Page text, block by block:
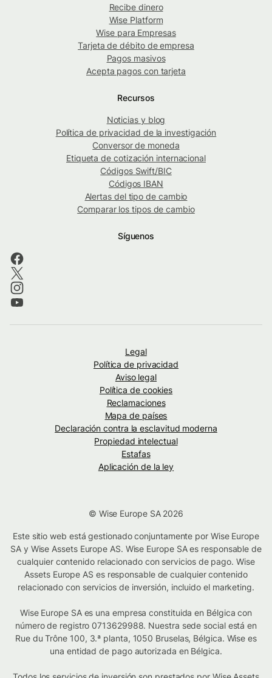
Recibe dinero
Wise Platform
Wise para Empresas
Tarjeta de débito de empresa
Pagos masivos
Acepta pagos con tarjeta
Recursos
Noticias y blog
Política de privacidad de la investigación
Conversor de moneda
Etiqueta de cotización internacional
Códigos Swift/BIC
Códigos IBAN
Alertas del tipo de cambio
Comparar los tipos de cambio
Síguenos
Legal
Política de privacidad
Aviso legal
Política de cookies
Reclamaciones
Mapa de países
Declaración contra la esclavitud moderna
Propiedad intelectual
Estafas
Aplicación de la ley
© Wise Europe SA 2026
Este sitio web está gestionado conjuntamente por Wise Europe
SA y Wise Assets Europe AS. Wise Europe SA es responsable de
cualquier contenido relacionado con servicios de pago. Wise
Assets Europe AS es responsable de cualquier contenido
relacionado con servicios de inversión, incluido el marketing.
Wise Europe SA es una empresa constituida en Bélgica con
número de registro 0713629988. Nuestra sede social está en
Rue du Trône 100, 3.ª planta, 1050 Bruselas, Bélgica. Wise es
una entidad de pago autorizada en Bélgica.